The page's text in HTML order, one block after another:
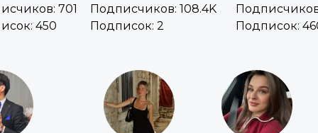
701
450
Подписчиков: 108.4K
Подписок: 2
Подписок: